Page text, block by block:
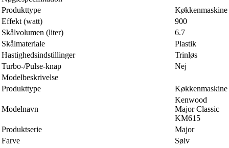
Produkttype
Køkkenmaskine
Effekt (watt)
900
Skålvolumen (liter)
6.7
Skålmateriale
Plastik
Hastighedsindstillinger
Trinløs
Turbo-/Pulse-knap
Nej
Modelbeskrivelse
Produkttype
Køkkenmaskine
Modelnavn
Kenwood
Major Classic
KM615
Produktserie
Major
Farve
Sølv